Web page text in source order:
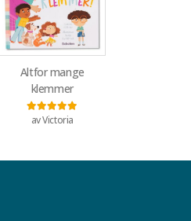
Altfor mange
klemmer
Vurdert5av 5
av Victoria